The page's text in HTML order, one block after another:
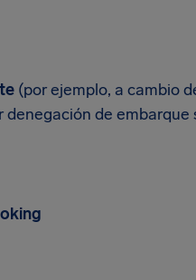
(por ejemplo, a cambio
de embarque